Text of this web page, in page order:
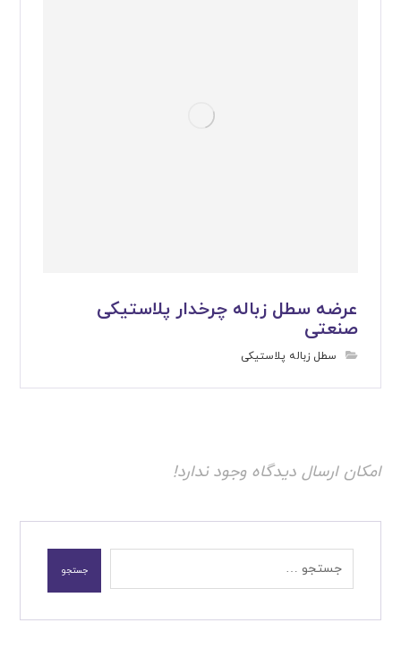
عرضه سطل زباله چرخدار پلاستیکی
صنعتی
سطل زباله پلاستیکی
امکان ارسال دیدگاه وجود ندارد!